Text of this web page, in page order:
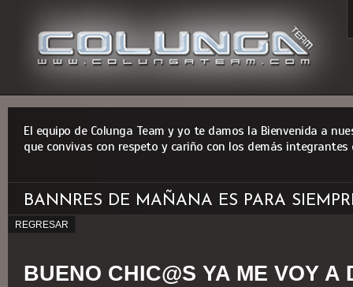
El equipo de Colunga Team y yo te damos la Bienvenida a
que convivas con respeto y cariño con los demás integrantes
BANNRES DE MAÑANA ES PARA
REGRESAR
BUENO CHIC@S YA ME VOY A